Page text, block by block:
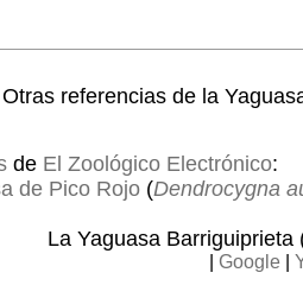
Otras referencias de la
de El Zoológico Electrónico:
de Pico Rojo (Dendrocygna
La Yaguasa Barriguiprieta
Google|